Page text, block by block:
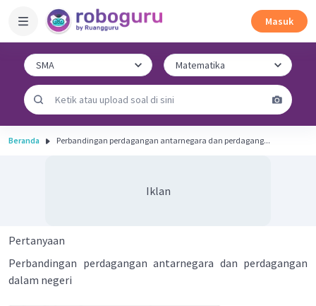
Masuk
Beranda Perbandingan perdagangan antarnegara dan perdagang...
Iklan
Pertanyaan
Perbandingan perdagangan antarnegara dan perdagangan
dalam negeri